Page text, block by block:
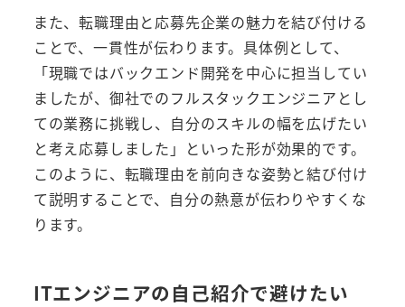
また、転職理由と応募先企業の魅力を結び付ける
ことで、一貫性が伝わります。具体例として、
「現職ではバックエンド開発を中心に担当してい
ましたが、御社でのフルスタックエンジニアとし
ての業務に挑戦し、自分のスキルの幅を広げたい
と考え応募しました」といった形が効果的です。
このように、転職理由を前向きな姿勢と結び付け
て説明することで、自分の熱意が伝わりやすくな
ります。
ITエンジニアの自己紹介で避けたい